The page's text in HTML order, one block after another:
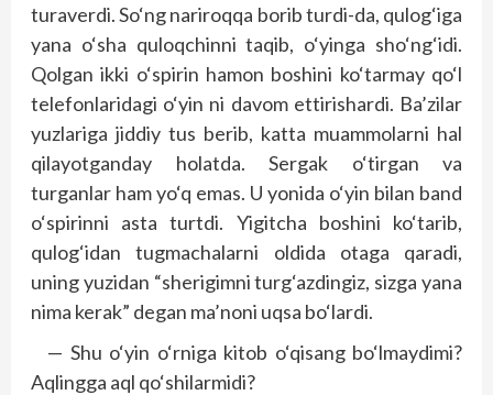
turaverdi. So‘ng nariroqqa borib turdi-da, qulog‘iga
yana o‘sha quloqchinni taqib, o‘yinga sho‘ng‘idi.
Qolgan ikki o‘spirin hamon boshini ko‘tarmay qo‘l
telefonlaridagi o‘yin ni davom ettirishardi. Ba’zilar
yuzlariga jiddiy tus berib, katta muammolarni hal
qilayotganday holatda. Sergak o‘tirgan va
turganlar ham yo‘q emas. U yonida o‘yin bilan band
o‘spirinni asta turtdi. Yigitcha boshini ko‘tarib,
qulog‘idan tugmachalarni oldida otaga qaradi,
uning yuzidan “sherigimni turg‘azdingiz, sizga yana
nima kerak” degan ma’noni uqsa bo‘lardi.
— Shu o‘yin o‘rniga kitob o‘qisang bo‘lmaydimi?
Aqlingga aql qo‘shilarmidi?